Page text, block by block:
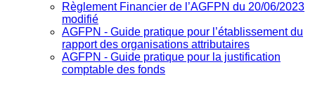
Règlement Financier de l’AGFPN du 20/06/2023
modifié
AGFPN ‐ Guide pratique pour l’établissement du
rapport des organisations attributaires
AGFPN ‐ Guide pratique pour la justification
comptable des fonds